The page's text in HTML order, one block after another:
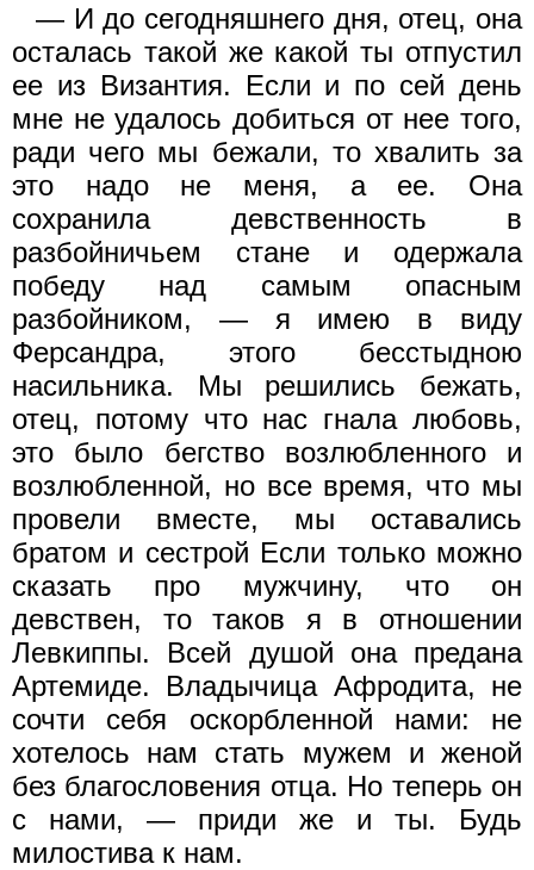
— И до сегодняшнего дня, отец, она
осталась такой же какой ты отпустил
ее из Византия. Если и по сей день
мне не удалось добиться от нее того,
ради чего мы бежали, то хвалить за
это надо не меня, а ее. Она
сохранила девственность в
разбойничьем стане и одержала
победу над самым опасным
разбойником, — я имею в виду
Ферсандра, этого бесстыдною
насильника. Мы решились бежать,
отец, потому что нас гнала любовь,
это было бегство возлюбленного и
возлюбленной, но все время, что мы
провели вместе, мы оставались
братом и сестрой Если только можно
сказать про мужчину, что он
девствен, то таков я в отношении
Левкиппы. Всей душой она предана
Артемиде. Владычица Афродита, не
сочти себя оскорбленной нами: не
хотелось нам стать мужем и женой
без благословения отца. Но теперь он
с нами, — приди же и ты. Будь
милостива к нам.